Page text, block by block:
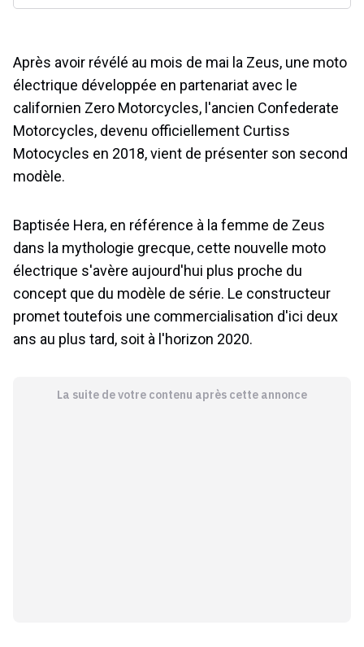
Après avoir révélé au mois de mai la Zeus, une moto
électrique développée en partenariat avec le
californien Zero Motorcycles, l'ancien Confederate
Motorcycles, devenu officiellement Curtiss
Motocycles en 2018, vient de présenter son second
modèle.
Baptisée Hera, en référence à la femme de Zeus
dans la mythologie grecque, cette nouvelle moto
électrique s'avère aujourd'hui plus proche du
concept que du modèle de série. Le constructeur
promet toutefois une commercialisation d'ici deux
ans au plus tard, soit à l'horizon 2020.
La suite de votre contenu après cette annonce